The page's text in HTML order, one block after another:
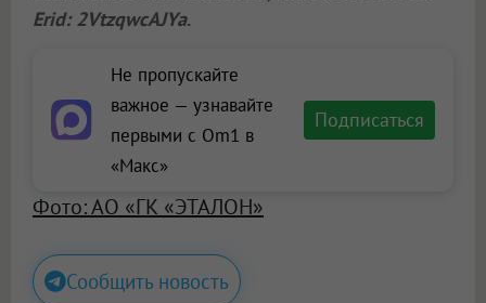
Erid: 2VtzqwcAJYa.
Не пропускайте
важное — узнавайте
первыми с Om1 в
«Макс»
Подписаться
Фото: АО «ГК «ЭТАЛОН»
Сообщить новость